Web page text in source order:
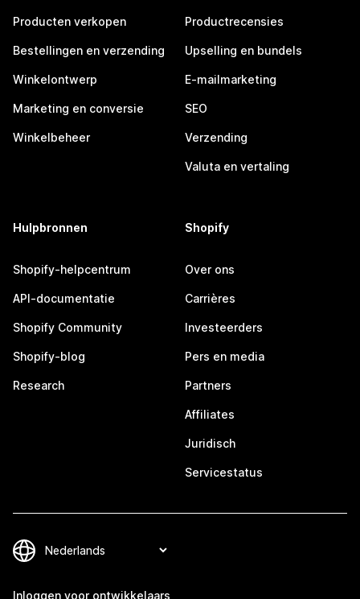
Producten verkopen
Bestellingen en verzending
Winkelontwerp
Marketing en conversie
Winkelbeheer
Productrecensies
Upselling en bundels
E-mailmarketing
SEO
Verzending
Valuta en vertaling
Hulpbronnen
Shopify-helpcentrum
API-documentatie
Shopify Community
Shopify-blog
Research
Shopify
Over ons
Carrières
Investeerders
Pers en media
Partners
Affiliates
Juridisch
Servicestatus
Inloggen voor ontwikkelaars